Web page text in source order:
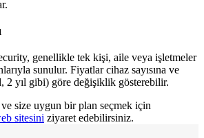
genellikle tek kişi, aile veya işletmeler
sunulur. Fiyatlar cihaz sayısına ve
2 yıl gibi) göre değişiklik gösterebilir.
size uygun bir plan seçmek için
sitesini ziyaret edebilirsiniz.